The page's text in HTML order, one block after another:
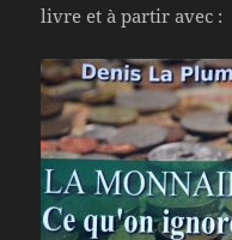
livre et à partir avec :